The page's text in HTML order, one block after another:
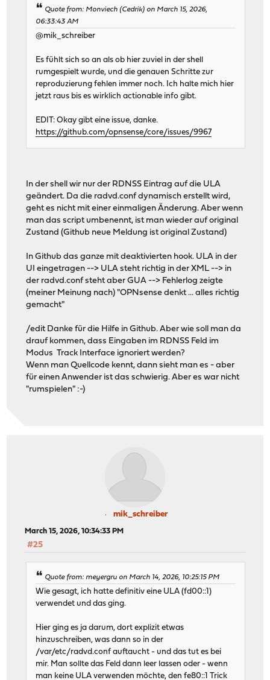
Quote from: Monviech (Cedrik) on March 15, 2026,
06:33:43 AM
@mik_schreiber
Es fühlt sich so an als ob hier zuviel in der shell
rumgespielt wurde, und die genauen Schritte zur
reproduzierung fehlen immer noch. Ich halte mich hier
jetzt raus bis es wirklich actionable info gibt.
EDIT: Okay gibt eine issue, danke.
https://github.com/opnsense/core/issues/9967
In der shell wir nur der RDNSS Eintrag auf die ULA
geändert. Da die radvd.conf dynamisch erstellt wird,
geht es nicht mit einer einmaligen Änderung. Aber wenn
man das script umbenennt, ist man wieder auf original
Zustand (Github neue Meldung ist original Zustand)
In Github das ganze mit deaktivierten hook. ULA in der
UI eingetragen --> ULA steht richtig in der XML --> in
der radvd.conf steht aber GUA --> Fehlerlog zeigte
(meiner Meinung nach) "OPNsense denkt ... alles richtig
gemacht"
/edit Danke für die Hilfe in Github. Aber wie soll man da
drauf kommen, dass Eingaben im RDNSS Feld im
Modus Track Interface ignoriert werden?
Wenn man Quellcode kennt, dann sieht man es - aber
für einen Anwender ist das schwierig. Aber es war nicht
"rumspielen" :-)
mik_schreiber
March 15, 2026, 10:34:33 PM
#25
Quote from: meyergru on March 14, 2026, 10:25:15 PM
Wie gesagt, ich hatte definitiv eine ULA (fd00::1)
verwendet und das ging.
Hier ging es ja darum, dort explizit etwas
hinzuschreiben, was dann so in der
/var/etc/radvd.conf auftaucht - und das tut es bei
mir. Man sollte das Feld dann leer lassen oder - wenn
man keine ULA verwenden möchte, den fe80::1 Trick